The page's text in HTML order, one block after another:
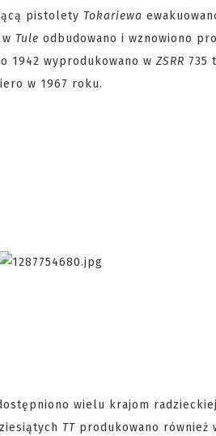
pistolety Tokariewa
Tule odbudowano i wznowiono
1942 wyprodukowano w ZSRR 735
w 1967 roku.
wielu krajom
TT produkowano również